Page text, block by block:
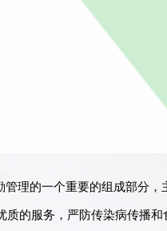
管理的一个重要的组成部分
质的服务，严防传染病传播